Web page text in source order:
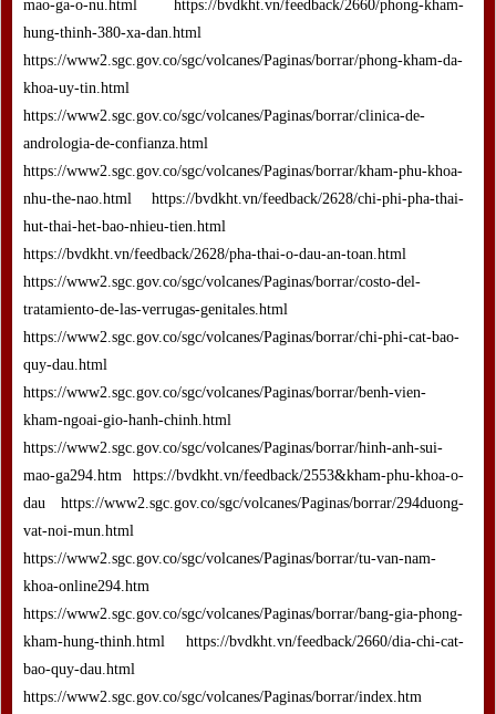
mao-ga-o-nu.html https://bvdkht.vn/feedback/2660/phong-kham-
hung-thinh-380-xa-dan.html
https://www2.sgc.gov.co/sgc/volcanes/Paginas/borrar/phong-kham-da-
khoa-uy-tin.html
https://www2.sgc.gov.co/sgc/volcanes/Paginas/borrar/clinica-de-
andrologia-de-confianza.html
https://www2.sgc.gov.co/sgc/volcanes/Paginas/borrar/kham-phu-khoa-
nhu-the-nao.html https://bvdkht.vn/feedback/2628/chi-phi-pha-thai-
hut-thai-het-bao-nhieu-tien.html
https://bvdkht.vn/feedback/2628/pha-thai-o-dau-an-toan.html
https://www2.sgc.gov.co/sgc/volcanes/Paginas/borrar/costo-del-
tratamiento-de-las-verrugas-genitales.html
https://www2.sgc.gov.co/sgc/volcanes/Paginas/borrar/chi-phi-cat-bao-
quy-dau.html
https://www2.sgc.gov.co/sgc/volcanes/Paginas/borrar/benh-vien-
kham-ngoai-gio-hanh-chinh.html
https://www2.sgc.gov.co/sgc/volcanes/Paginas/borrar/hinh-anh-sui-
mao-ga294.htm https://bvdkht.vn/feedback/2553&kham-phu-khoa-o-
dau https://www2.sgc.gov.co/sgc/volcanes/Paginas/borrar/294duong-
vat-noi-mun.html
https://www2.sgc.gov.co/sgc/volcanes/Paginas/borrar/tu-van-nam-
khoa-online294.htm
https://www2.sgc.gov.co/sgc/volcanes/Paginas/borrar/bang-gia-phong-
kham-hung-thinh.html https://bvdkht.vn/feedback/2660/dia-chi-cat-
bao-quy-dau.html
https://www2.sgc.gov.co/sgc/volcanes/Paginas/borrar/index.htm